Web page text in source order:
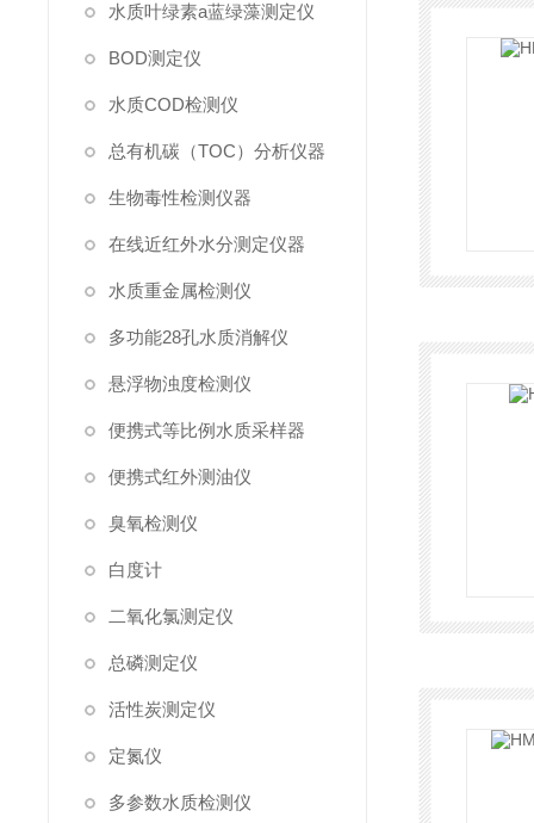
水质叶绿素a蓝绿藻测定仪
BOD测定仪
水质COD检测仪
总有机碳（TOC）分析仪器
生物毒性检测仪器
在线近红外水分测定仪器
水质重金属检测仪
多功能28孔水质消解仪
悬浮物浊度检测仪
便携式等比例水质采样器
便携式红外测油仪
臭氧检测仪
白度计
二氧化氯测定仪
总磷测定仪
活性炭测定仪
定氮仪
多参数水质检测仪